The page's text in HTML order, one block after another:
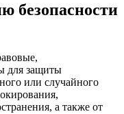
безопасности
для защиты
или случайного
а также от